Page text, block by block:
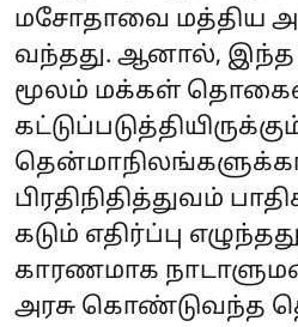
மசோதாவை மத்திய
வந்தது. ஆனால்,
மூலம் மக்கள்
பிரதிநிதித்துவம்
கடும் எதிர்ப்பு
காரணமாக
அரசு கொண்டுவந்த